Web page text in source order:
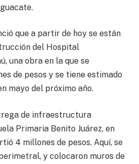
que a partir de hoy se están
del Hospital
una obra en la que se
de pesos y se tiene estimado
mayo del próximo año.
de infraestructura
Primaria Benito Juárez, en
4 millones de pesos. Aquí, se
y colocaron muros de